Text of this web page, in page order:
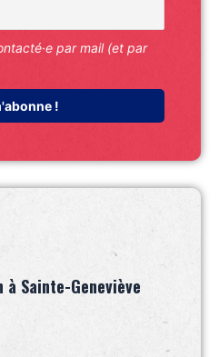
par mail (et par
Sainte-Geneviève